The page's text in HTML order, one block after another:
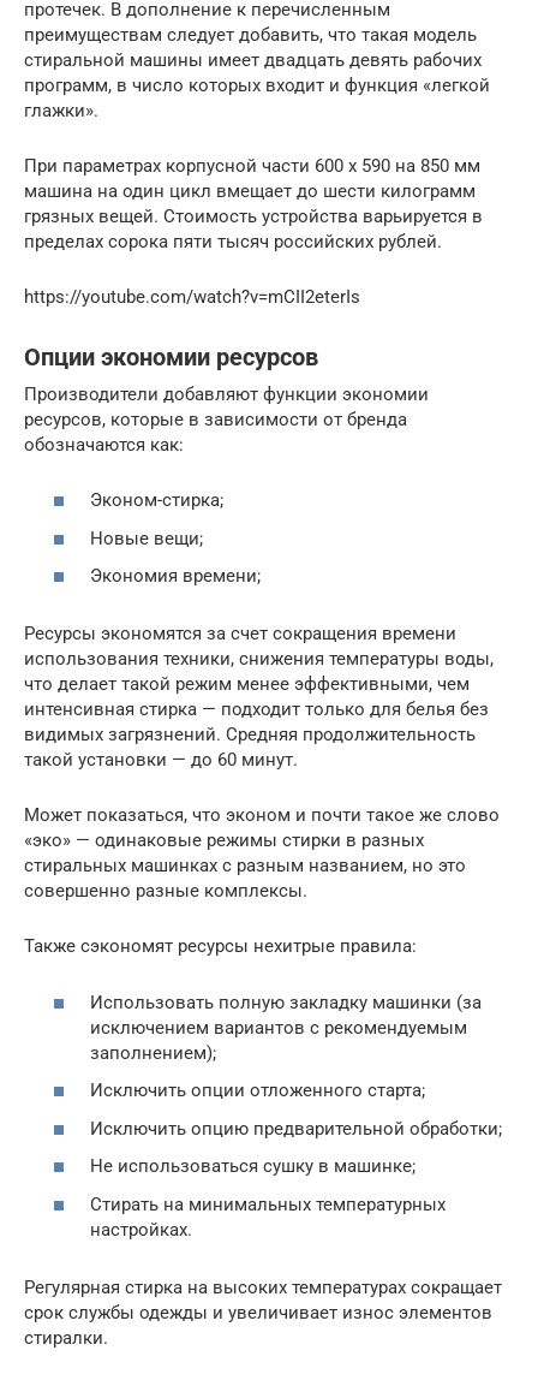
протечек. В дополнение к перечисленным
преимуществам следует добавить, что такая модель
стиральной машины имеет двадцать девять рабочих
программ, в число которых входит и функция «легкой
глажки».
При параметрах корпусной части 600 х 590 на 850 мм
машина на один цикл вмещает до шести килограмм
грязных вещей. Стоимость устройства варьируется в
пределах сорока пяти тысяч российских рублей.
https://youtube.com/watch?v=mCII2eterIs
Опции экономии ресурсов
Производители добавляют функции экономии
ресурсов, которые в зависимости от бренда
обозначаются как:
Эконом-стирка;
Новые вещи;
Экономия времени;
Ресурсы экономятся за счет сокращения времени
использования техники, снижения температуры воды,
что делает такой режим менее эффективными, чем
интенсивная стирка — подходит только для белья без
видимых загрязнений. Средняя продолжительность
такой установки — до 60 минут.
Может показаться, что эконом и почти такое же слово
«эко» — одинаковые режимы стирки в разных
стиральных машинках с разным названием, но это
совершенно разные комплексы.
Также сэкономят ресурсы нехитрые правила:
Использовать полную закладку машинки (за
исключением вариантов с рекомендуемым
заполнением);
Исключить опции отложенного старта;
Исключить опцию предварительной обработки;
Не использоваться сушку в машинке;
Стирать на минимальных температурных
настройках.
Регулярная стирка на высоких температурах сокращает
срок службы одежды и увеличивает износ элементов
стиралки.